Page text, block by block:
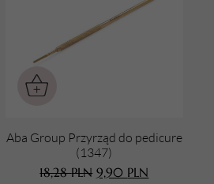
Aba Group Przyrząd do pedicure
(1347)
18,28PLN 9,90 PLN